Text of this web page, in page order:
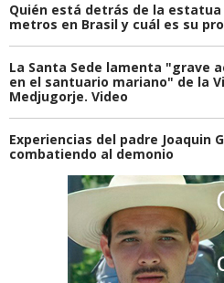
Quién está detrás de la estatua
metros en Brasil y cuál es su
La Santa Sede lamenta "grave
en el santuario mariano" de la
Medjugorje. Video
Experiencias del padre Joaquin
combatiendo al demonio